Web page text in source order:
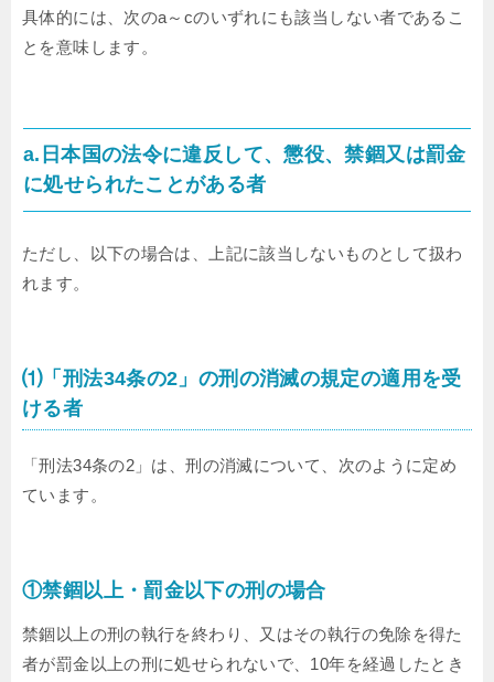
具体的には、次のa～cのいずれにも該当しない者であるこ
とを意味します。
a.日本国の法令に違反して、懲役、禁錮又は罰金
に処せられたことがある者
ただし、以下の場合は、上記に該当しないものとして扱わ
れます。
⑴「刑法34条の2」の刑の消滅の規定の適用を受
ける者
「刑法34条の2」は、刑の消滅について、次のように定め
ています。
①禁錮以上・罰金以下の刑の場合
禁錮以上の刑の執行を終わり、又はその執行の免除を得た
者が罰金以上の刑に処せられないで、10年を経過したとき